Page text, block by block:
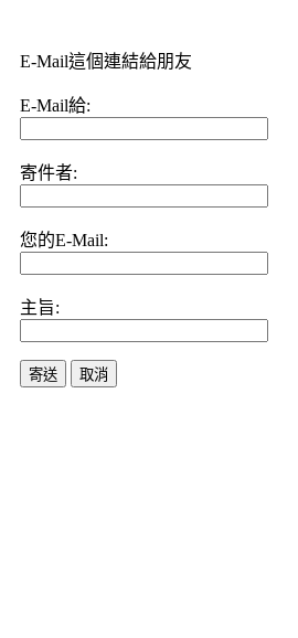
E-Mail這個連結給朋友
E-Mail給:
寄件者:
您的E-Mail:
主旨:
寄送 取消